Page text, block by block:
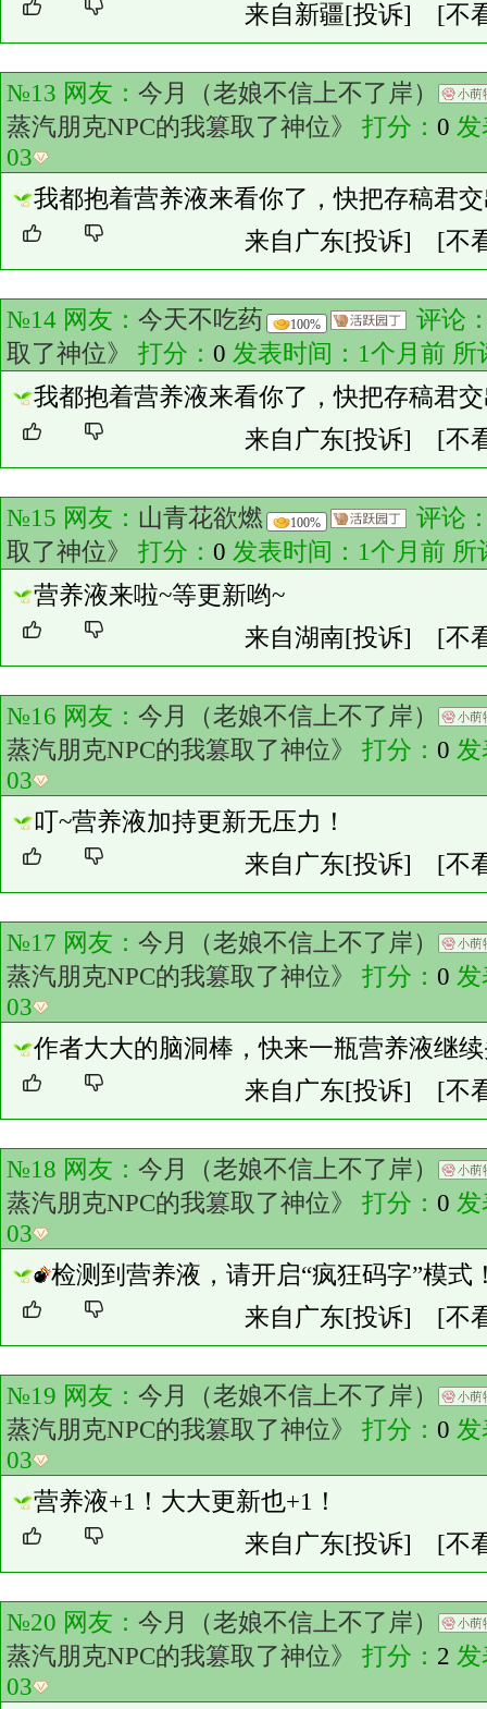
来自新疆[投诉] [不
№13 网友： 今月（老娘不信上不了岸）
蒸汽朋克NPC的我篡取了神位》
打分： 0 发
03
我都抱着营养液来看你了，快把存稿君
来自广东[投诉] [不
№14 网友： 今天不吃药 100%
评论
取了神位》
打分： 0 发表时间：1个月前 所
我都抱着营养液来看你了，快把存稿君
来自广东[投诉] [不
№15 网友： 山青花欲燃 100%
评论
取了神位》
打分： 0 发表时间：1个月前 所
营养液来啦~等更新哟~
来自湖南[投诉] [不
№16 网友： 今月（老娘不信上不了岸）
蒸汽朋克NPC的我篡取了神位》
打分： 0 发
03
叮~营养液加持更新无压力！
来自广东[投诉] [不
№17 网友： 今月（老娘不信上不了岸）
蒸汽朋克NPC的我篡取了神位》
打分： 0 发
03
作者大大的脑洞棒，快来一瓶营养液继
来自广东[投诉] [不
№18 网友： 今月（老娘不信上不了岸）
蒸汽朋克NPC的我篡取了神位》
打分： 0 发
03
检测到营养液，请开启“疯狂码字”模式
来自广东[投诉] [不
№19 网友： 今月（老娘不信上不了岸）
蒸汽朋克NPC的我篡取了神位》
打分： 0 发
03
营养液+1！大大更新也+1！
来自广东[投诉] [不
№20 网友： 今月（老娘不信上不了岸）
蒸汽朋克NPC的我篡取了神位》
打分： 2 发
03